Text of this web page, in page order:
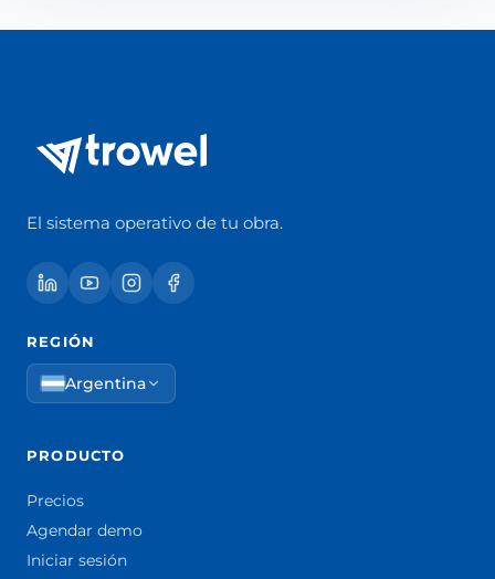
El sistema operativo de tu obra.
REGIÓN
Argentina
PRODUCTO
Precios
Agendar demo
Iniciar sesión